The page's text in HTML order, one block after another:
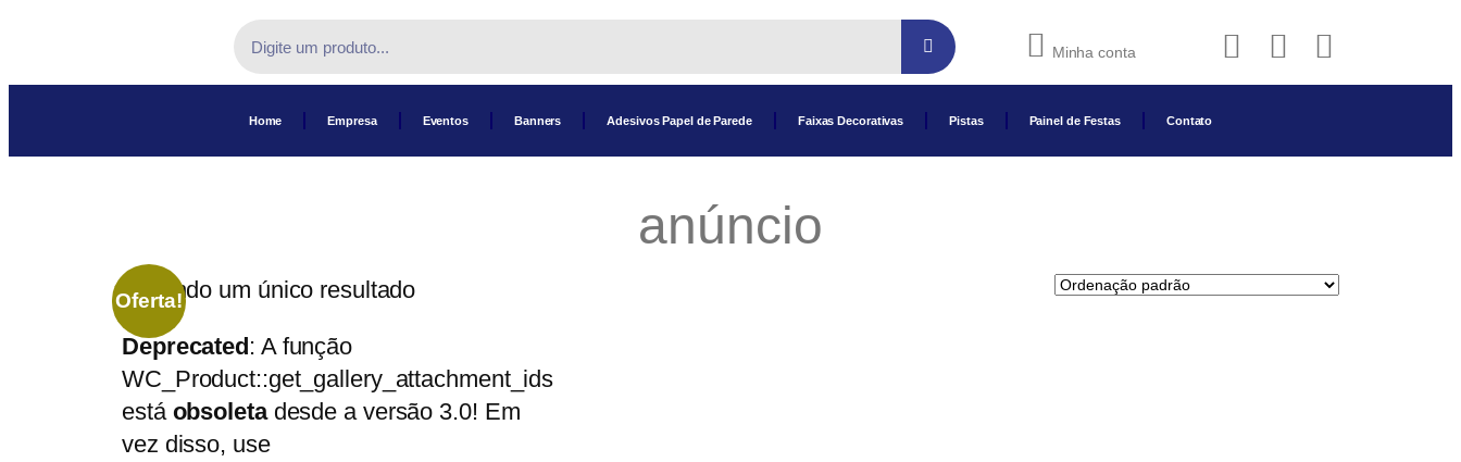
Minha conta
Home Empresa Eventos Banners Adesivos Papel de Parede Faixas Decorativas Pistas Painel de Festas Contato
anúncio
Exibindo um único resultado
Deprecated: A função
WC_Product::get_gallery_attachment_ids
está obsoletadesde a versão 3.0! Em
vez disso, use
Oferta!